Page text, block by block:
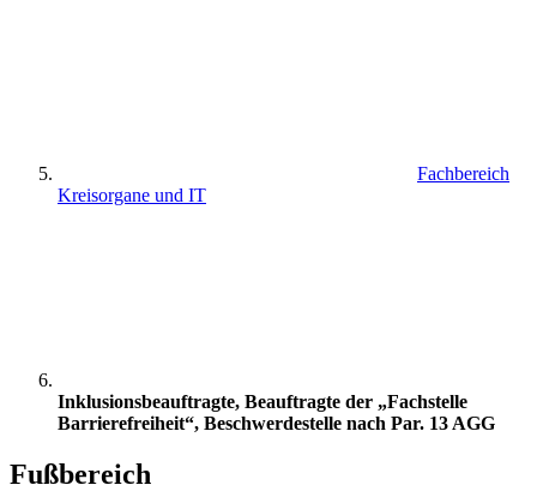
Fachbereich
Kreisorgane und IT
Inklusionsbeauftragte, Beauftragte der „Fachstelle
Barrierefreiheit“, Beschwerdestelle nach Par. 13 AGG
Fußbereich